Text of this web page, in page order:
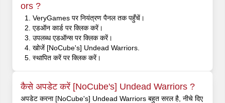
ors ?
VeryGames पर नियंत्रण पैनल तक पहुँचें।
एडऑन कार्ड पर क्लिक करें।
उपलब्ध एडऑन्स पर क्लिक करें।
खोजें [NoCube's] Undead Warriors.
स्थापित करें पर क्लिक करें।
कैसे अपडेट करें [NoCube's] Undead Warriors ?
अपडेट करना [NoCube's] Undead Warriors बहुत सरल है, नीचे दिए